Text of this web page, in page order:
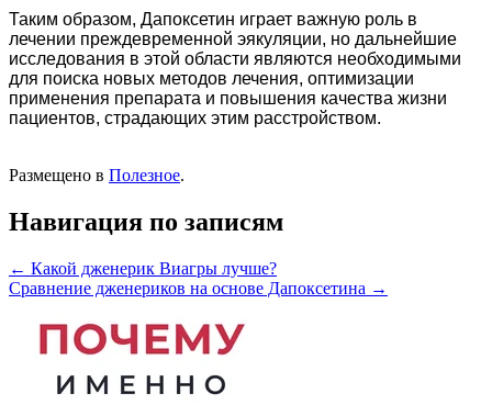
Таким образом, Дапоксетин играет важную роль в
лечении преждевременной эякуляции, но дальнейшие
исследования в этой области являются необходимыми
для поиска новых методов лечения, оптимизации
применения препарата и повышения качества жизни
пациентов, страдающих этим расстройством.
Размещено в Полезное.
Навигация по записям
← Какой дженерик Виагры лучше?
Сравнение дженериков на основе Дапоксетина →